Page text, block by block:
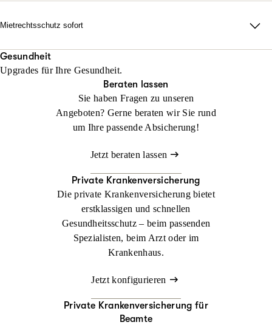
erforderlich auch durch alle Instanzen.
Jetzt konfigurieren
keinen Anwalt beauftragt haben!
Jetzt konfigurieren Beraten lassen
Mietrechtsschutz sofort
übernehmen Ihre Anwalts- und Gerichtskosten und geben
sofortige Rückendeckung bei Streit rund ums Wohnen.
Jetzt konfigurieren Beraten lassen
Gesundheit
Upgrades für Ihre Gesundheit.
Beraten lassen
Sie haben Fragen zu unseren
Angeboten? Gerne beraten wir Sie rund
um Ihre passende Absicherung!
Jetzt beraten lassen
Private Krankenversicherung
Die private Krankenversicherung bietet
erstklassigen und schnellen
Gesundheitsschutz – beim passenden
Spezialisten, beim Arzt oder im
Krankenhaus.
Jetzt konfigurieren
Private Krankenversicherung für
Beamte